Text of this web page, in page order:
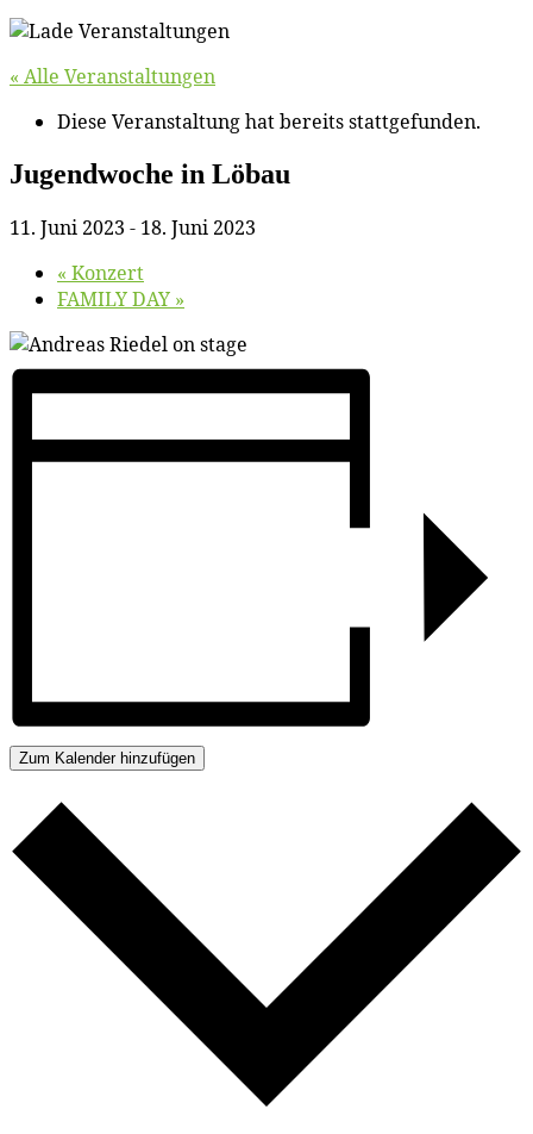
« Alle Veranstaltungen
Diese Veranstaltung hat bereits stattgefunden.
Ju­gend­wo­che in Löbau
11. Juni 2023 - 18. Juni 2023
« Kon­zert
FAMILY DAY »
Zum Kalender hinzufügen